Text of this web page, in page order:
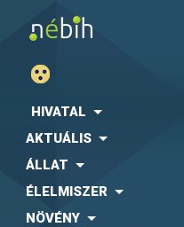
HIVATAL
AKTUÁLIS
ÁLLAT
ÉLELMISZER
NÖVÉNY